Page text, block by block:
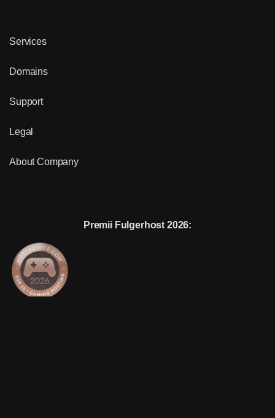
Services
Domains
Support
Legal
About Company
Premii Fulgerhost 2026: